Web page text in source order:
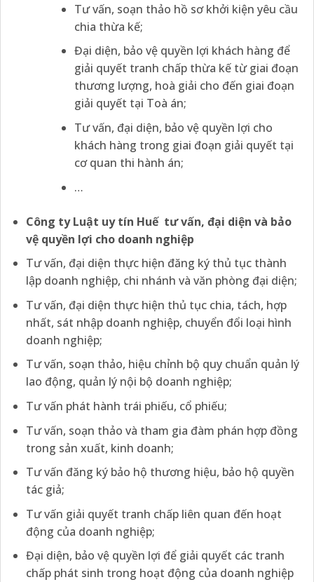
Tư vấn, soạn thảo hồ sơ khởi kiện yêu cầu
chia thừa kế;
Đại diện, bảo vệ quyền lợi khách hàng để
giải quyết tranh chấp thừa kế từ giai đoạn
thương lượng, hoà giải cho đến giai đoạn
giải quyết tại Toà án;
Tư vấn, đại diện, bảo vệ quyền lợi cho
khách hàng trong giai đoạn giải quyết tại
cơ quan thi hành án;
…
Công ty Luật uy tín Huế tư vấn, đại diện và bảo
vệ quyền lợi cho doanh nghiệp
Tư vấn, đại diện thực hiện đăng ký thủ tục thành
lập doanh nghiệp, chi nhánh và văn phòng đại diện;
Tư vấn, đại diện thực hiện thủ tục chia, tách, hợp
nhất, sát nhập doanh nghiệp, chuyển đổi loại hình
doanh nghiệp;
Tư vấn, soạn thảo, hiệu chỉnh bộ quy chuẩn quản lý
lao động, quản lý nội bộ doanh nghiệp;
Tư vấn phát hành trái phiếu, cổ phiếu;
Tư vấn, soạn thảo và tham gia đàm phán hợp đồng
trong sản xuất, kinh doanh;
Tư vấn đăng ký bảo hộ thương hiệu, bảo hộ quyền
tác giả;
Tư vấn giải quyết tranh chấp liên quan đến hoạt
động của doanh nghiệp;
Đại diện, bảo vệ quyền lợi để giải quyết các tranh
chấp phát sinh trong hoạt động của doanh nghiệp